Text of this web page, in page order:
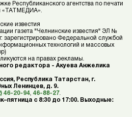
Республиканского агентства по печати
«ТАТМЕДИА».
известия
газета "Челнинские известия" ЭЛ №
зарегистрировано Федеральной службой
технологий и массовых
на правах рекламы.
редактора - Акуева Анжелика
Республика Татарстан, г.
Ленинцев, д. 9.
46-20-94 46-88-27
с 8:30 до 17:00. Выходные: